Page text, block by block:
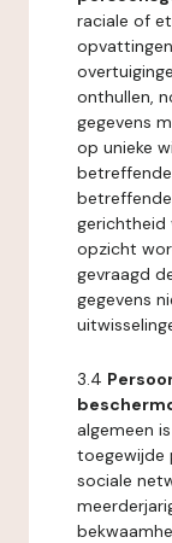
raciale of
onthullen,
gegevens
op unieke
gerichtheid
opzicht
gevraagd
gegevens
3.4
algemeen
toegewijde
sociale